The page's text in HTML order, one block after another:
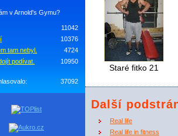
v Arnold's Gymu?
11042
10376
tam nebyl.
4724
podívat.
10950
37092
Staré fitko 21
Další
Real life
Real life in fitness